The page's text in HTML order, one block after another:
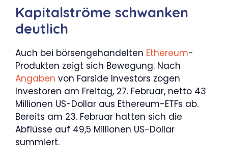
Kapitalströme schwanken
deutlich
Auch bei börsengehandelten Ethereum-
Produkten zeigt sich Bewegung. Nach
Angaben von Farside Investors zogen
Investoren am Freitag, 27. Februar, netto 43
Millionen US-Dollar aus Ethereum-ETFs ab.
Bereits am 23. Februar hatten sich die
Abflüsse auf 49,5 Millionen US-Dollar
summiert.